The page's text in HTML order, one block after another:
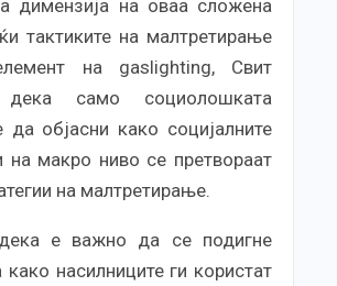
димензија на оваа сложена
тактиките на малтретирање
на gaslighting, Свит
дека само социолошката
да објасни како социјалните
на макро ниво се претвораат
на малтретирање.
е важно да се подигне
како насилниците ги користат